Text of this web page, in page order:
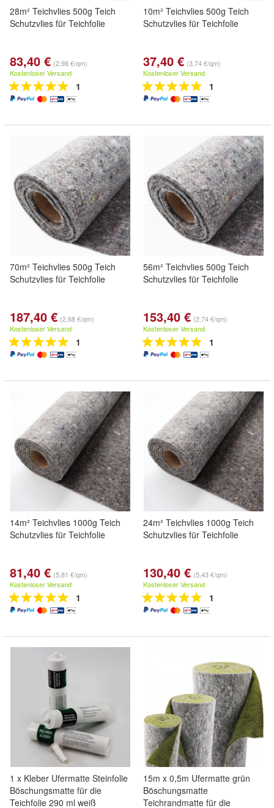
28m² Teichvlies 500g Teich
Schutzvlies für Teichfolie
83,40 € (2,98 €/qm)
Kostenloser Versand
1
10m² Teichvlies 500g Teich
Schutzvlies für Teichfolie
37,40 € (3,74 €/qm)
Kostenloser Versand
1
70m² Teichvlies 500g Teich
Schutzvlies für Teichfolie
187,40 € (2,68 €/qm)
Kostenloser Versand
1
56m² Teichvlies 500g Teich
Schutzvlies für Teichfolie
153,40 € (2,74 €/qm)
Kostenloser Versand
1
14m² Teichvlies 1000g Teich
Schutzvlies für Teichfolie
81,40 € (5,81 €/qm)
Kostenloser Versand
1
24m² Teichvlies 1000g Teich
Schutzvlies für Teichfolie
130,40 € (5,43 €/qm)
Kostenloser Versand
1
1 x Kleber Ufermatte Steinfolie
Böschungsmatte für die
Teichfolie 290 ml weiß
15m x 0,5m Ufermatte grün
Böschungsmatte
Teichrandmatte für die